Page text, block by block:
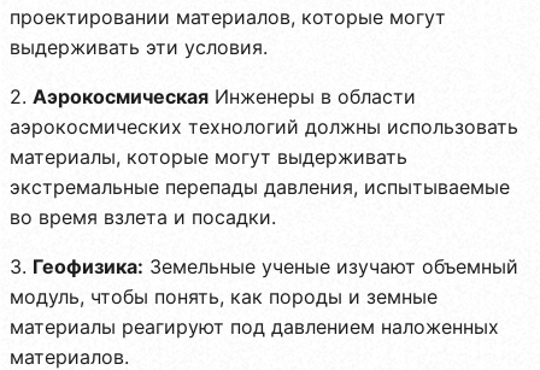
проектировании материалов, которые могут
выдерживать эти условия.
2. Аэрокосмическая Инженеры в области
аэрокосмических технологий должны использовать
материалы, которые могут выдерживать
экстремальные перепады давления, испытываемые
во время взлета и посадки.
3. Геофизика: Земельные ученые изучают объемный
модуль, чтобы понять, как породы и земные
материалы реагируют под давлением наложенных
материалов.